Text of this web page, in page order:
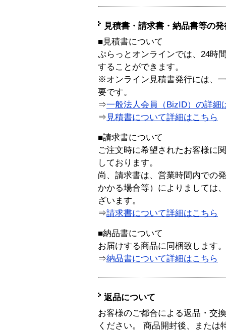
見積書・請求書・納品書等の
■見積書について
ぷらっとオンラインでは、24時
することができます。
※オンライン見積書発行には、
要です。
⇒一般法人会員（BizID）の詳細
⇒ 見積書について詳細はこちら
■請求書について
ご注文時に希望されたお客様に
しております。
尚、請求書は、営業時間内での
かかる場合等）によりましては
ざいます。
⇒請求書について詳細はこちら
■納品書について
お届けする商品に同梱致します。
⇒納品書について詳細はこちら
返品について
お客様のご都合による返品・交
ください。 商品開封後、または